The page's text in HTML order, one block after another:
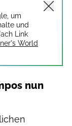
um
und
Link
World
nun